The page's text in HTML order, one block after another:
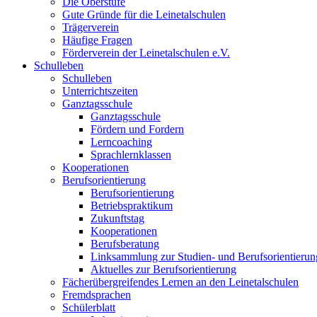
Gute Gründe für die Leinetalschulen
Trägerverein
Häufige Fragen
Förderverein der Leinetalschulen e.V.
Schulleben
Schulleben
Unterrichtszeiten
Ganztagsschule
Ganztagsschule
Fördern und Fordern
Lerncoaching
Sprachlernklassen
Kooperationen
Berufsorientierung
Berufsorientierung
Betriebspraktikum
Zukunftstag
Kooperationen
Berufsberatung
Linksammlung zur Studien- und
Aktuelles zur Berufsorientierung
Fächerübergreifendes Lernen an den Leinetalschulen
Fremdsprachen
Schülerblatt